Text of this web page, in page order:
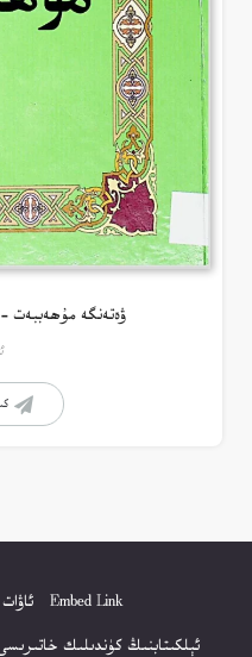
ۋەتەنگە
Embed Link ئاۋات
ئېلكىتابنىڭ كۈندىلىك